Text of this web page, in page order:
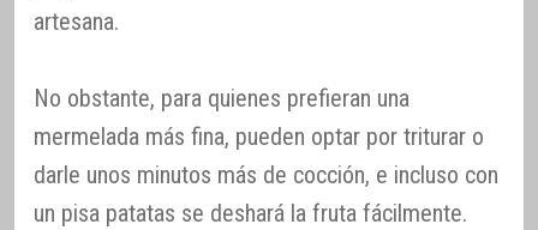
artesana.
No obstante, para quienes prefieran una
mermelada más fina, pueden optar por triturar o
darle unos minutos más de cocción, e incluso con
un pisa patatas se deshará la fruta fácilmente.